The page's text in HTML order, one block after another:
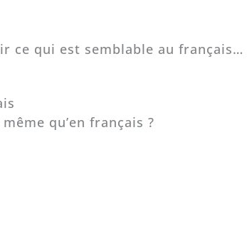
ce qui est semblable au français…
qu’en français ?